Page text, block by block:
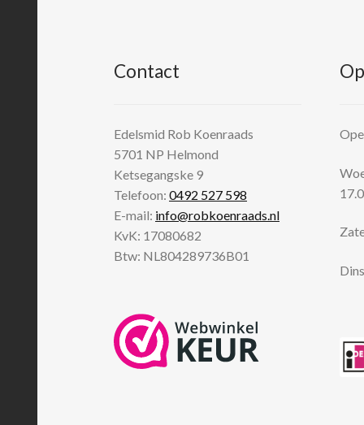
Contact
Edelsmid Rob Koenraads
5701 NP Helmond
Ketsegangske 9
Telefoon:0492 527 598
E-mail: info@robkoenraads.nl
KvK: 17080682
Btw: NL804289736B01